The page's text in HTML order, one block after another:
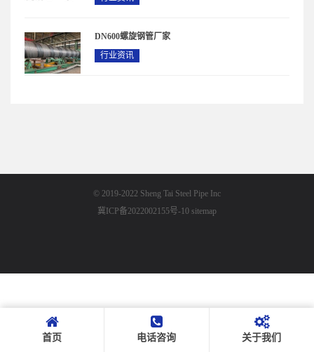
DN600螺旋钢管厂家
行业资讯
© 2019-2022 Sheng Tai Steel Pipe Inc
冀ICP备2022002155号-10 sitemap
首页 电话咨询 关于我们